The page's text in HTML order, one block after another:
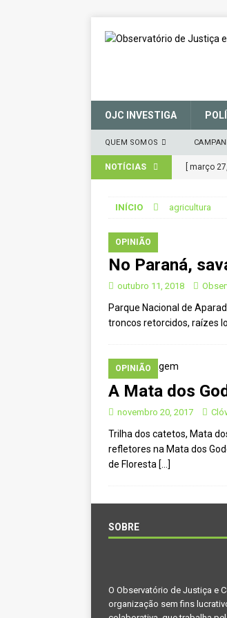
OJC INVESTIGA
QUEM SOMOS
NOTÍCIAS [ março
[
[
[ agosto
[ agosto
[ maio 16,
[ abril 11,
INÍCIO agricultura
OPINIÃO
No Paraná,
outubro 11, 2018
Parque Nacional de
troncos retorcidos, raízes
OPINIÃO
A Mata dos
novembro 20, 2017
Trilha dos catetos, Mata
refletores na Mata dos
de Floresta […]
SOBRE
O Observatório de Justiça e
organização sem fins